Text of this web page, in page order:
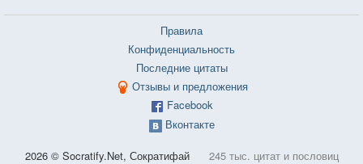
Правила
Конфиденциальность
Последние цитаты
Отзывы и предложения
Facebook
Вконтакте
2026 © Socratify.Net, Сократифай 245 тыс. цитат и пословиц